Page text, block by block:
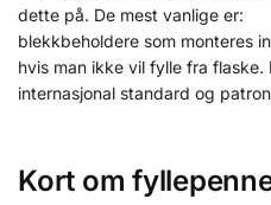
dette på. De mest vanlige
blekkbeholdere som monteres
hvis man ikke vil fylle fra
internasjonal standard og
Kort om